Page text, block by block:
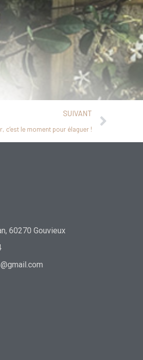
SUIVANT
c’est le moment pour élaguer !
60270 Gouvieux